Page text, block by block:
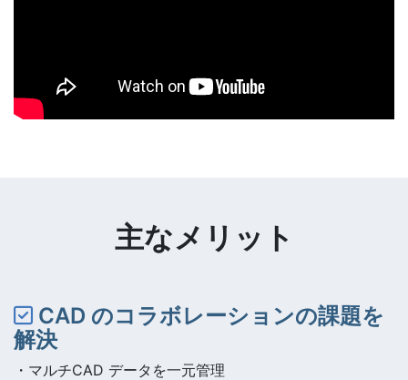
主なメリット
CAD のコラボレーションの課題を
解決
・マルチCAD データを一元管理